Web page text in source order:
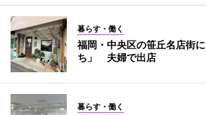
暮らす・働く
福岡・中央区の笹丘名店街
ち」 夫婦で出店
暮らす・働く